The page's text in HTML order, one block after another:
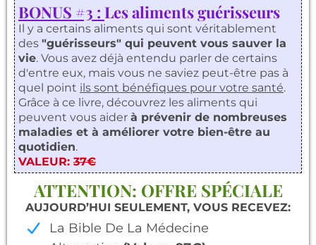
BONUS #3 : Les aliments guérisseurs
Il y a certains aliments qui sont véritablement
des "guérisseurs" qui peuvent vous sauver la
vie. Vous avez déjà entendu parler de certains
d'entre eux, mais vous ne saviez peut-être pas à
quel point ils sont bénéfiques pour votre santé.
Grâce à ce livre, découvrez les aliments qui
peuvent vous aider à prévenir de nombreuses
maladies et à améliorer votre bien-être au
quotidien.
VALEUR: 37€
ATTENTION: OFFRE SPÉCIALE
AUJOURD’HUI SEULEMENT, VOUS RECEVEZ:
La Bible De La Médecine